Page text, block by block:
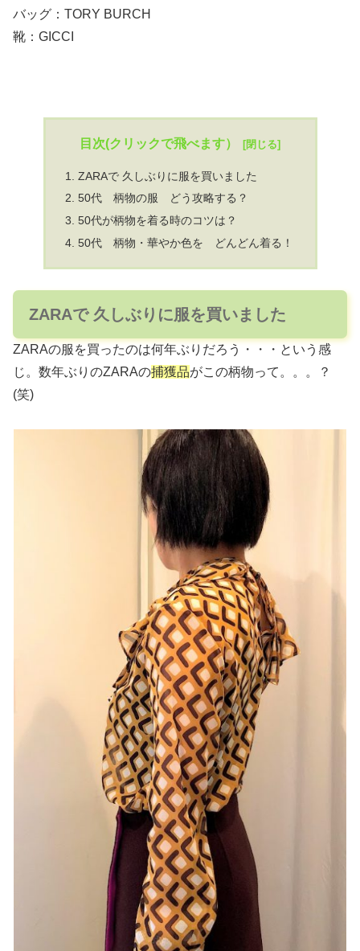
バッグ：TORY BURCH
靴：GICCI
目次(クリックで飛べます）
ZARAで 久しぶりに服を買いました
50代 柄物の服 どう攻略する？
50代が柄物を着る時のコツは？
50代 柄物・華やか色を どんどん着る！
ZARAで 久しぶりに服を買いました
ZARAの服を買ったのは何年ぶりだろう・・・という感
じ。数年ぶりのZARAの捕獲品がこの柄物って。。。？
(笑)